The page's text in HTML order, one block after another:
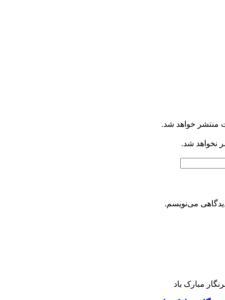
منتشر خواهد شد.
نخواهد شد.
می‌نویسم.